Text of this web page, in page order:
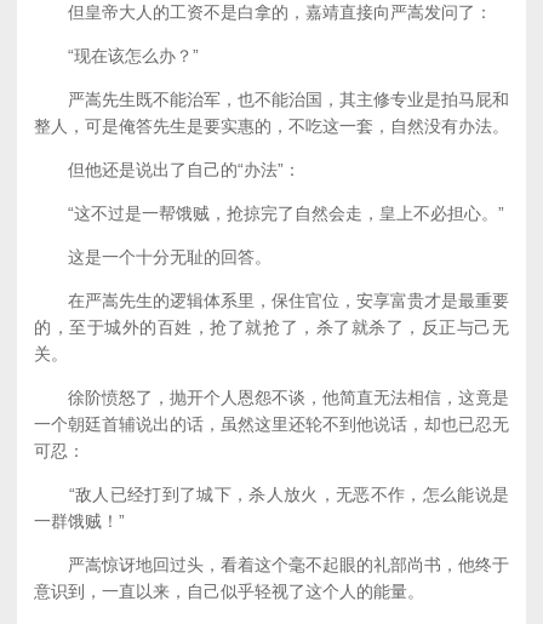
但皇帝大人的工资不是白拿的，嘉靖直接向严嵩发问了：
“现在该怎么办？”
严嵩先生既不能治军，也不能治国，其主修专业是拍马屁和
整人，可是俺答先生是要实惠的，不吃这一套，自然没有办法。
但他还是说出了自己的“办法”：
“这不过是一帮饿贼，抢掠完了自然会走，皇上不必担心。”
这是一个十分无耻的回答。
在严嵩先生的逻辑体系里，保住官位，安享富贵才是最重要
的，至于城外的百姓，抢了就抢了，杀了就杀了，反正与己无
关。
徐阶愤怒了，抛开个人恩怨不谈，他简直无法相信，这竟是
一个朝廷首辅说出的话，虽然这里还轮不到他说话，却也已忍无
可忍：
“敌人已经打到了城下，杀人放火，无恶不作，怎么能说是
一群饿贼！”
严嵩惊讶地回过头，看着这个毫不起眼的礼部尚书，他终于
意识到，一直以来，自己似乎轻视了这个人的能量。